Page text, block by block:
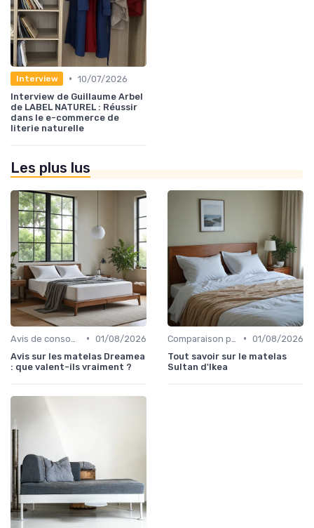
Interview • 10/07/2026
Interview de Guillaume Arbel
de LABEL NATUREL : Réussir
dans le e-commerce de
literie naturelle
Les plus lus
• 01/08/2026
Avis sur les matelas Dreamea
: que valent-ils vraiment ?
• 01/08/2026
Tout savoir sur le matelas
Sultan d'Ikea